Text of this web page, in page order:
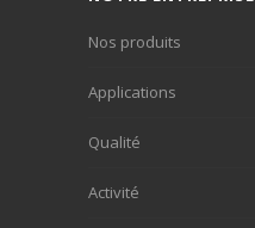
Nos produits
Applications
Qualité
Activité